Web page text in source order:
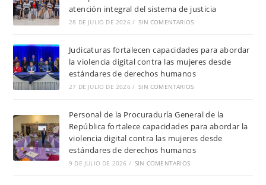
atención integral del sistema de justicia
28 DE JULIO DE 2026 / SIN COMENTARIOS
Judicaturas fortalecen capacidades para abordar
la violencia digital contra las mujeres desde
estándares de derechos humanos
27 DE JULIO DE 2026 / SIN COMENTARIOS
Personal de la Procuraduría General de la
República fortalece capacidades para abordar la
violencia digital contra las mujeres desde
estándares de derechos humanos
9 DE JULIO DE 2026 / SIN COMENTARIOS